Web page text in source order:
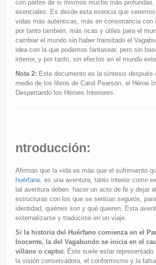
con partes de si mismos mucho más
esenciales. Es desde esta esencia que
vidas más auténticas, más en consonancia con
por tanto también, más ricas y útiles para el
cambiar el mundo sin haber transitado el
idea con la que podemos fantasear, pero sin
interior, y por tanto, sin efectos en el mundo
Nota 2: Este documento es la síntesis después
medio de los libros de Carol Pearson, el Héroe
Despertando los Héroes Interiores.
ntroducción:
Afirman que la vida es más que el sufrimiento
huérfano, es una aventura, tanto interior como
tal aventura deben hacer un acto de fe y dejar
estructuras con los que se sentían seguros,
identidad, quiénes son y qué quieren. Esta
externalizarse y traducirse en un viaje.
Si la historia del Huérfano comienza en el
Inocente, la del Vagabundo se inicia en el
villano o captor. Éste suele estar representado
la visión conservadora, el conformismo y la